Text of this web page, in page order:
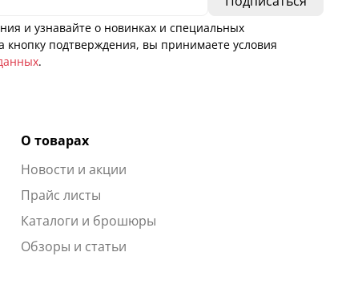
и узнавайте о новинках и специальных
подтверждения, вы принимаете условия
.
О товарах
Новости и акции
Прайс листы
Каталоги и брошюры
Обзоры и статьи